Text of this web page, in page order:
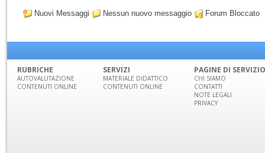
Nuovi Messaggi Nessun nuovo messaggio Forum Bloccato
RUBRICHE
AUTOVALUTAZIONE
CONTENUTI ONLINE
SERVIZI
MATERIALE DIDATTICO
CONTENUTI ONLINE
PAGINE DI SERVIZIO
CHI SIAMO
CONTATTI
NOTE LEGALI
PRIVACY